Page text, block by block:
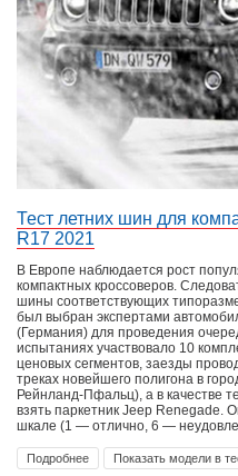
Тест летних шин для
R17 2021
В Европе наблюдается рост
компактных кроссоверов.
шины соответствующих
был выбран экспертами
(Германия) для проведения
испытаниях участвовало 10
ценовых сегментов, заезды
треках новейшего полигона в
Рейнланд-Пфальц), а в качестве
взять паркетник Jeep Renegade.
шкале (1 — отлично, 6 —
Подробнее Показать модели в